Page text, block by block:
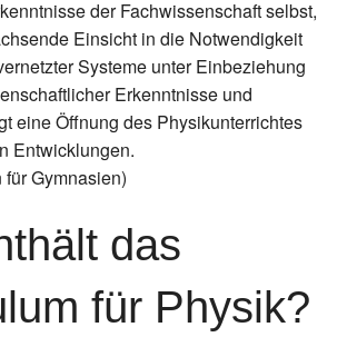
der Fachwissenschaft selbst,
Einsicht in die Notwendigkeit
Systeme unter Einbeziehung
Erkenntnisse und
eine Öffnung des Physikunterrichtes
Entwicklungen.
Gymnasien)
das
für Physik?